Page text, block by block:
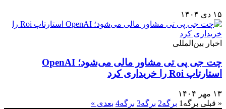
۱۵ دی ۱۴۰۴
اخبار بین‌المللی
چت جی پی تی مشاور مالی می‌شود؛ OpenAI
استارتاپ Roi را خریداری کرد
۱۳ مهر ۱۴۰۴
« قبلی برگه 1 برگه2 برگه3 برگه4 بعدی »